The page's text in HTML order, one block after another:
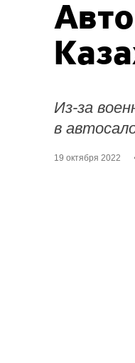
Из-за
в
19 октября 2022